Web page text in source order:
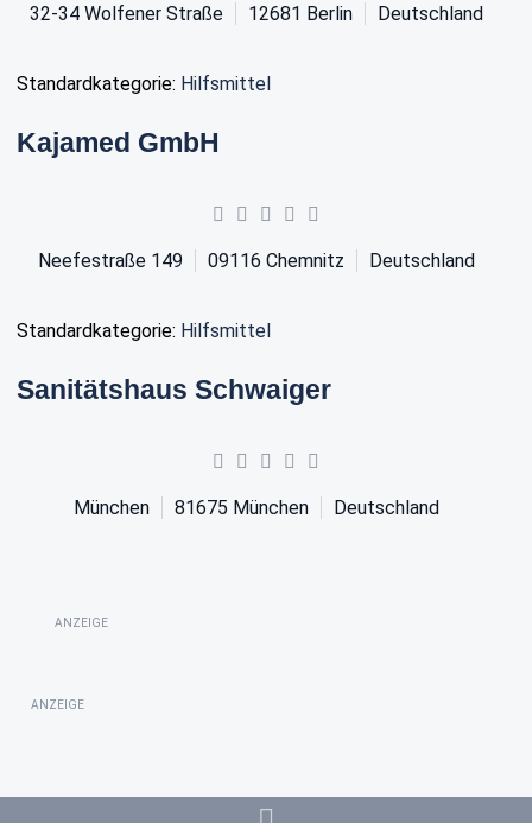
32-34 Wolfener Straße 12681 Berlin Deutschland
Standardkategorie: Hilfsmittel
Kajamed GmbH
Neefestraße 149 09116 Chemnitz Deutschland
Standardkategorie: Hilfsmittel
Sanitätshaus Schwaiger
München 81675 München Deutschland
ANZEIGE
ANZEIGE